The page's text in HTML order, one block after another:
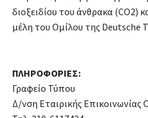
διοξειδίου του άνθρακα (CO2)
μέλη του Ομίλου της Deutsche
ΠΛΗΡΟΦΟΡΙΕΣ:
Γραφείο Τύπου
Δ/νση Εταιρικής Επικοινωνίας